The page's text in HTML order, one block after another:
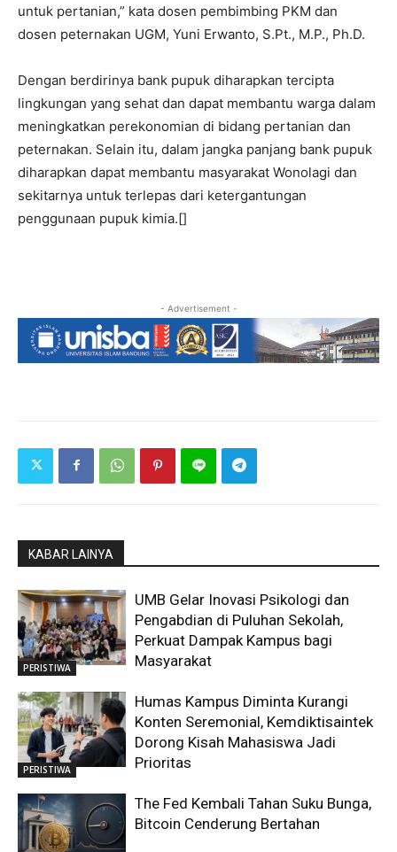
untuk pertanian,” kata dosen pembimbing PKM dan
dosen peternakan UGM, Yuni Erwanto, S.Pt., M.P., Ph.D.
Dengan berdirinya bank pupuk diharapkan tercipta
lingkungan yang sehat dan dapat membantu warga dalam
meningkatkan perekonomian di bidang pertanian dan
peternakan. Selain itu, dalam jangka panjang bank pupuk
diharapkan dapat membantu masyarakat Wonolagi dan
sekitarnya untuk terlepas dari ketergantungan
penggunaan pupuk kimia.[]
- Advertisement -
KABAR LAINYA
PERISTIWA
UMB Gelar Inovasi Psikologi dan
Pengabdian di Puluhan Sekolah,
Perkuat Dampak Kampus bagi
Masyarakat
PERISTIWA
Humas Kampus Diminta Kurangi
Konten Seremonial, Kemdiktisaintek
Dorong Kisah Mahasiswa Jadi
Prioritas
The Fed Kembali Tahan Suku Bunga,
Bitcoin Cenderung Bertahan